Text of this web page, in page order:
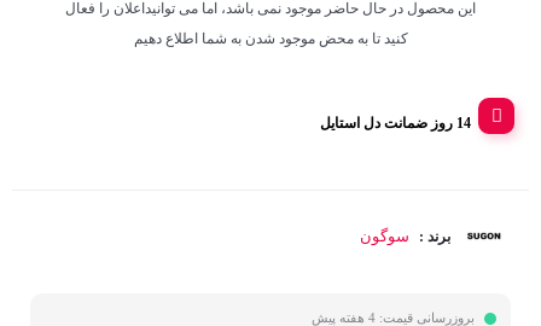
این محصول در حال حاضر موجود نمی باشد، اما می توانیداعلان را فعال
کنید تا به محض موجود شدن به شما اطلاع دهیم
14 روز ضمانت دل استایل
برند : سوگون
بروزرسانی قیمت: 4 هفته پیش